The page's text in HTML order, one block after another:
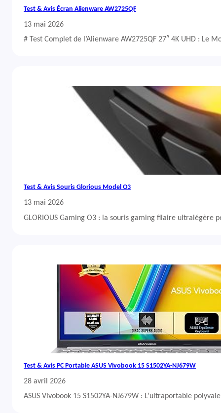
Test & Avis Écran Alienware AW2725QF
13 mai 2026
# Test Complet de l’Alienware AW2725QF 27″ 4K UHD : Le
Test & Avis Souris Glorious Model O3
13 mai 2026
GLORIOUS Gaming O3 : la souris gaming filaire ultralégère
Test & Avis PC Portable ASUS Vivobook 15 S1502YA-NJ679W
28 avril 2026
ASUS Vivobook 15 S1502YA-NJ679W : L’ultraportable